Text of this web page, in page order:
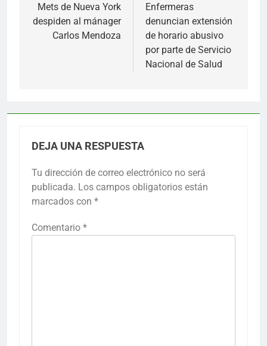
de
entradas
Mets de Nueva York
despiden al mánager
Carlos Mendoza
Enfermeras
denuncian extensión
de horario abusivo
por parte de Servicio
Nacional de Salud
DEJA UNA RESPUESTA
Tu dirección de correo electrónico no será
publicada. Los campos obligatorios están
marcados con *
Comentario *